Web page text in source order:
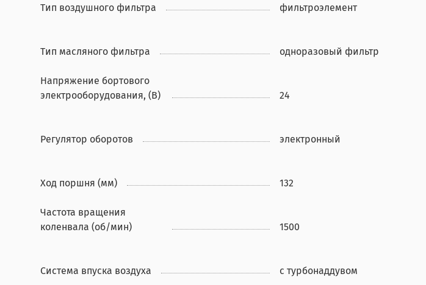
Тип воздушного фильтра фильтроэлемент
Тип масляного фильтра одноразовый фильтр
Напряжение бортового
электрооборудования, (В)
24
Регулятор оборотов электронный
Ход поршня (мм) 132
Частота вращения
коленвала (об/мин)
1500
Система впуска воздуха с турбонаддувом